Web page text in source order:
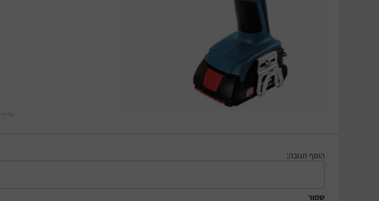
על ידי
הוסף תגובה:
שמור